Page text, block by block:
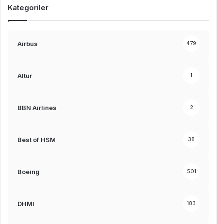
Kategoriler
Airbus 479
Altur 1
BBN Airlines 2
Best of HSM 38
Boeing 501
DHMI 183